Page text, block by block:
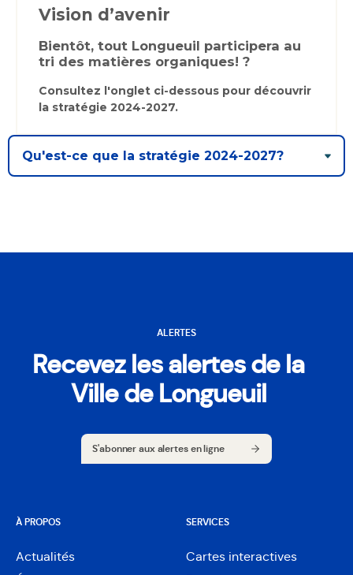
Vision d’avenir
Bientôt, tout Longueuil participera au
tri des matières organiques! ?
Consultez l'onglet ci-dessous pour découvrir
la stratégie 2024-2027.
Qu'est-ce que la stratégie 2024-2027?
ALERTES
Recevez les alertes de la
Ville de Longueuil
S'abonner aux alertes en ligne
À PROPOS
Actualités
SERVICES
Cartes interactives
Ouvre